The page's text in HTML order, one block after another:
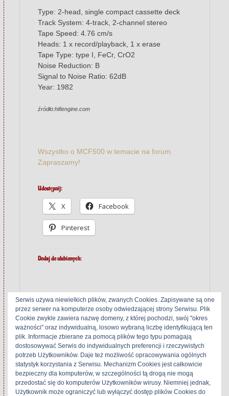
Type: 2-head, single compact cassette deck
Track System: 4-track, 2-channel stereo
Tape Speed: 4.76 cm/s
Heads: 1 x record/playback, 1 x erase
Tape Type: type I, FeCr, CrO2
Noise Reduction: B
Signal to Noise Ratio: 62dB
Year: 1982
źródło:hifiengine.com
Wszystko o MCF500 w temacie na forum.
Zapraszamy!
Udostępnij:
X Facebook
Pinterest
Dodaj do ulubionych:
Related
Grundig CF-7500
24 czerwca 2017
W „Grundig"
Grundig CF 5500-
2
6 lipca 2017
Serwis używa niewielkich plików, zwanych Cookies. Zapisywane są one
przez serwer na komputerze osoby odwiedzającej strony Serwisu. Plik
Cookie zwykle zawiera nazwę domeny, z której pochodzi, swój "okres
ważności" oraz indywidualną, losowo wybraną liczbę identyfikującą ten
plik. Informacje zbierane za pomocą plików tego typu pomagają
dostosowywać Serwis do indywidualnych preferencji i rzeczywistych
potrzeb Użytkowników. Daje też możliwość opracowywania ogólnych
statystyk korzystania z Serwisu. Mechanizm Cookies jest całkowicie
bezpieczny dla komputerów, w szczególności tą drogą nie mogą
przedostać się do komputerów Użytkowników wirusy. Niemniej jednak,
Użytkownik może ograniczyć lub wyłączyć dostęp plików Cookies do